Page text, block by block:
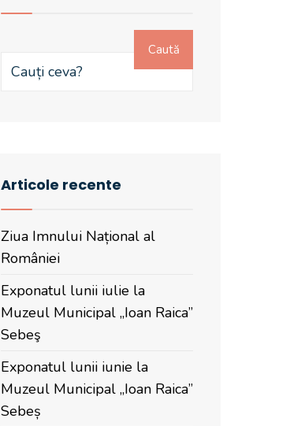
Caută
Articole recente
Ziua Imnului Național al
României
Exponatul lunii iulie la
Muzeul Municipal „Ioan Raica”
Sebeş
Exponatul lunii iunie la
Muzeul Municipal „Ioan Raica”
Sebeș